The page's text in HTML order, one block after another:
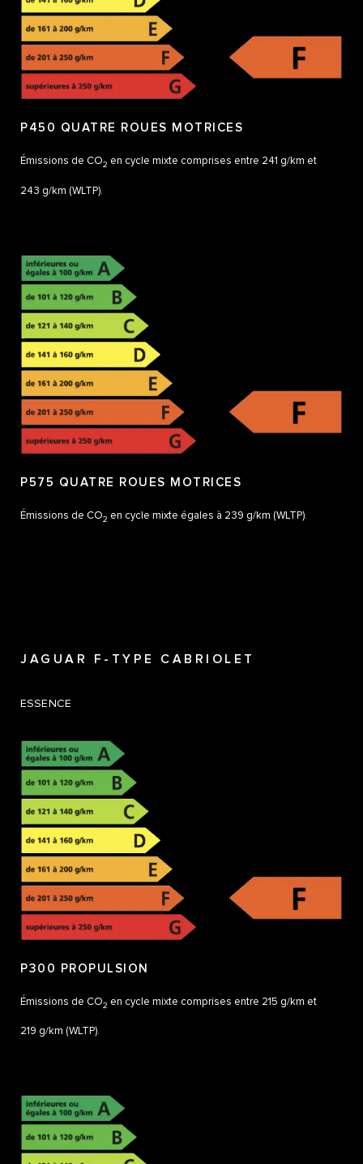
P450 QUATRE ROUES MOTRICES
Émissions de CO2 en cycle mixte comprises entre 241 g/km et
243 g/km (WLTP).
P575 QUATRE ROUES MOTRICES
Émissions de CO2 en cycle mixte égales à 239 g/km (WLTP).
JAGUAR F-TYPE CABRIOLET
ESSENCE
P300 PROPULSION
Émissions de CO2 en cycle mixte comprises entre 215 g/km et
219 g/km (WLTP).